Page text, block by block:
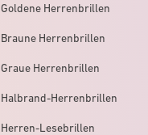
Goldene Herrenbrillen
Braune Herrenbrillen
Graue Herrenbrillen
Halbrand-Herrenbrillen
Herren-Lesebrillen